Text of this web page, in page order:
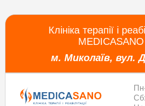
Клініка терапії і
MEDICASANO
м. Миколаїв, вул.